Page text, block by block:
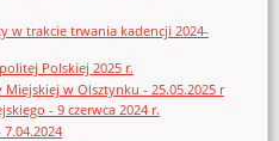
w trakcie trwania kadencji 2024-
Polskiej 2025 r.
w Olsztynku - 25.05.2025 r
- 9 czerwca 2024 r.